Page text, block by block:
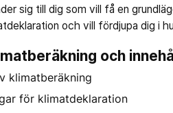
sig till dig som vill få en
och vill fördjupa dig i
och
klimatberäkning
för klimatdeklaration